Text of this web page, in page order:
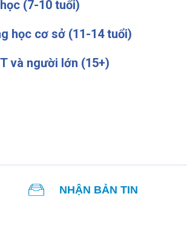
(7-10 tuổi)
học cơ sở (11-14 tuổi)
và người lớn (15+)
NHẬN BẢN TIN